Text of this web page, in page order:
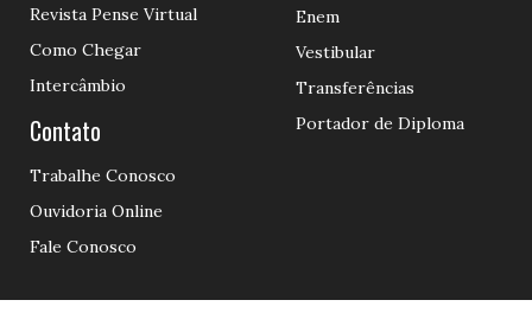
Revista Pense Virtual
Como Chegar
Intercâmbio
Contato
Trabalhe Conosco
Ouvidoria Online
Fale Conosco
Enem
Vestibular
Transferências
Portador de Diploma